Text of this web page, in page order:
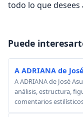
todo lo que desees
Puede
A ADRIANA de
A ADRIANA de José
análisis, estructura,
comentarios